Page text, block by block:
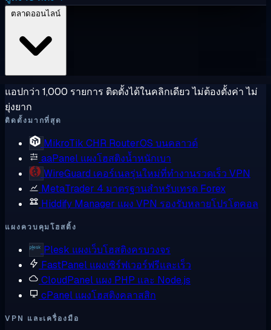
แอปกว่า 1,000 รายการ ติดตั้งได้ในคลิกเดียว ไม่ต้องตั้งค่า ไม่
ยุ่งยาก
ติดตั้งมากที่สุด
MikroTik CHR RouterOS บนคลาวด์
aaPanel แผงโฮสติงน้ำหนักเบา
WireGuard เคอร์เนลรุ่นใหม่ที่ทำงานรวดเร็ว VPN
MetaTrader 4 มาตรฐานสำหรับเทรด Forex
Hiddify Manager แผง VPN รองรับหลายโปรโตคอล
แผงควบคุมโฮสติ้ง
Plesk แผงเว็บโฮสติงครบวงจร
FastPanel แผงเซิร์ฟเวอร์ฟรีและเร็ว
CloudPanel แผง PHP และ Node.js
cPanel แผงโฮสติงคลาสสิก
VPN และเครื่องมือ